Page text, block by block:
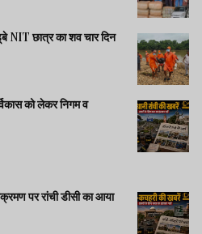
छात्र का शव चार दिन
को लेकर निगम व
पर रांची डीसी का आया